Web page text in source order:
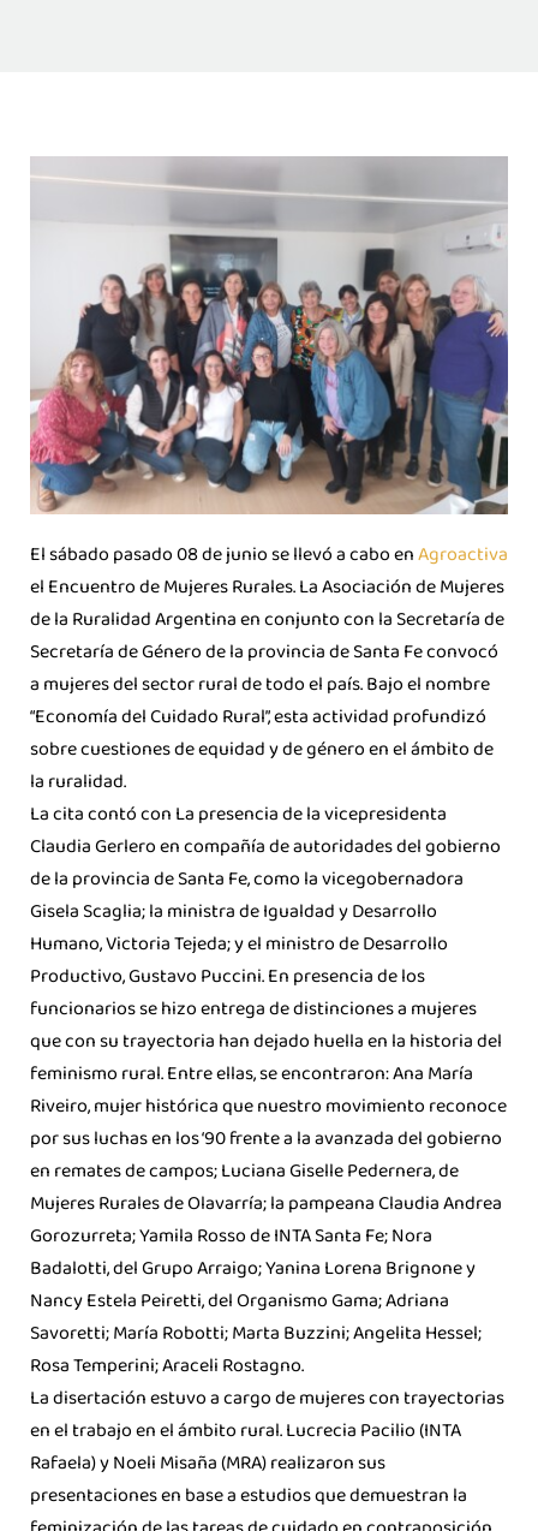
El sábado pasado 08 de junio se llevó a cabo enAgroactiva
el Encuentro de Mujeres Rurales. La Asociación de Mujeres
de la Ruralidad Argentina en conjunto con la Secretaría de
Secretaría de Género de la provincia de Santa Fe convocó
a mujeres del sector rural de todo el país. Bajo el nombre
“Economía del Cuidado Rural”, esta actividad profundizó
sobre cuestiones de equidad y de género en el ámbito de
la ruralidad.
La cita contó con La presencia de la vicepresidenta
Claudia Gerlero en compañía de autoridades del gobierno
de la provincia de Santa Fe, como la vicegobernadora
Gisela Scaglia; la ministra de Igualdad y Desarrollo
Humano, Victoria Tejeda; y el ministro de Desarrollo
Productivo, Gustavo Puccini. En presencia de los
funcionarios se hizo entrega de distinciones a mujeres
que con su trayectoria han dejado huella en la historia del
feminismo rural. Entre ellas, se encontraron: Ana María
Riveiro, mujer histórica que nuestro movimiento reconoce
por sus luchas en los ‘90 frente a la avanzada del gobierno
en remates de campos; Luciana Giselle Pedernera, de
Mujeres Rurales de Olavarría; la pampeana Claudia Andrea
Gorozurreta; Yamila Rosso de INTA Santa Fe; Nora
Badalotti, del Grupo Arraigo; Yanina Lorena Brignone y
Nancy Estela Peiretti, del Organismo Gama; Adriana
Savoretti; María Robotti; Marta Buzzini; Angelita Hessel;
Rosa Temperini; Araceli Rostagno.
La disertación estuvo a cargo de mujeres con trayectorias
en el trabajo en el ámbito rural. Lucrecia Pacilio (INTA
Rafaela) y Noeli Misaña (MRA) realizaron sus
presentaciones en base a estudios que demuestran la